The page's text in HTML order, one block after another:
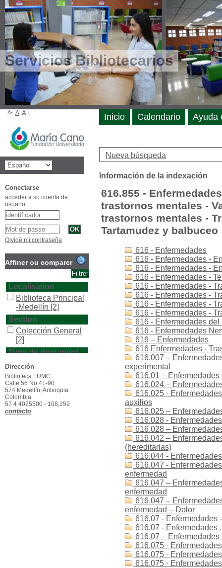
Servicios Bibliotecarios
Nueva búsqueda
Información de la indexación
616.855 -
trastornos mentales -
trastornos mentales -
Tartamudez y balbuceo
616 - Enfermedades
616 - Enfermedades -
616 - Enfermedades -
616 - Enfermedades -
616 - Enfermedades -
616 - Enfermedades -
616 - Enfermedades -
616 - Enfermedades -
616 - Enfermedades
616 - Enfermedades
616 – Enfermedades
616 Enfermedades -
616.007 –
experimental
616.01 –
616.024 –
616.025 -
auxilios
616.025 –
616.028 -
616.028 –
616.042 –
(hereditarias)
616.044 -
616.047 -
enfermedad
616.047 –
enfermedad
616.047 –
enfermedad – Dolor
616.07 - Enfermedades
616.07 - Enfermedades
616.07 –
616.075 -
616.075 -
616.075 -
Inicio Calendario Ayuda
A- A A+
Conectarse
acceder a su cuenta de
usuario
Olvidé mi contraseña
Affiner ou comparer
Localisation
Biblioteca Principal
-Medellín [2]
Section
Colección General
[2]
Type de document
texto impreso
Dirección
Biblioteca FUMC
Calle 56 No.41-90
574 Medellín, Antioquia
Colombia
57 4 4025500 - 108,259
contacto